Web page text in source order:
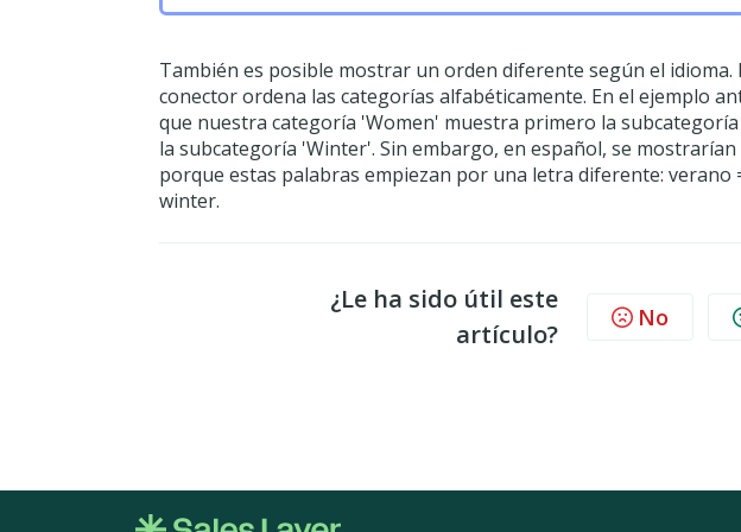
También es posible mostrar un orden diferente según el idioma.
conector ordena las categorías alfabéticamente. En el ejemplo
que nuestra categoría 'Women' muestra primero la
la subcategoría 'Winter'. Sin embargo, en español, se
porque estas palabras empiezan por una letra diferente: verano
winter.
¿Le ha sido útil este
artículo?
No